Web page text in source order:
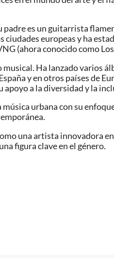
es un guitarrista
europeas y ha
(ahora conocido como
Ha lanzado varios
y en otros países de
a la diversidad y la
urbana con su
una artista innovadora
figura clave en el género.